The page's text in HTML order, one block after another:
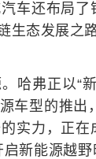
车还布局了
生态发展之路
哈弗正以“
车型的推出
实力，正在
新能源越